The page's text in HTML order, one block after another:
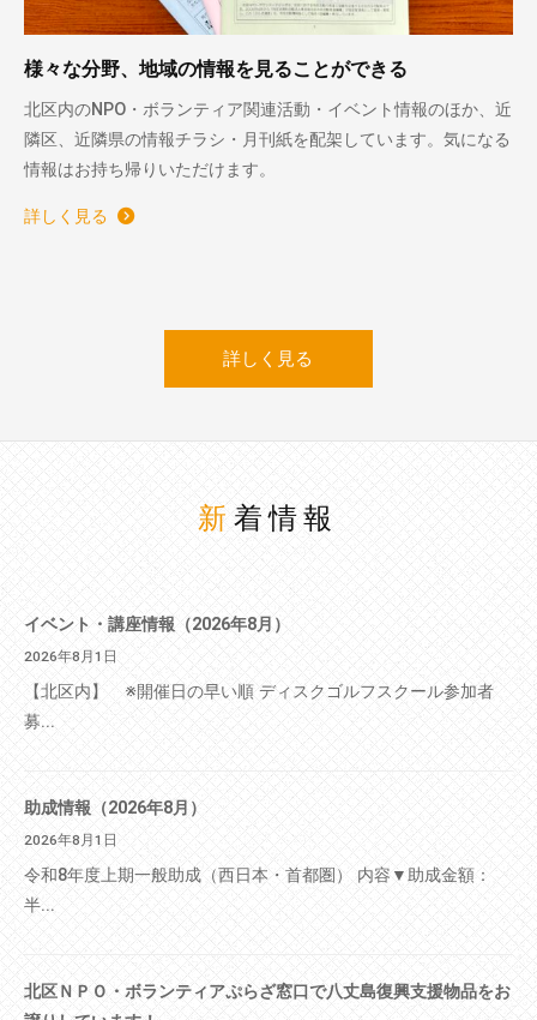
様々な分野、地域の情報を見ることができる
北区内のNPO・ボランティア関連活動・イベント情報のほか、近
隣区、近隣県の情報チラシ・月刊紙を配架しています。気になる
情報はお持ち帰りいただけます。
詳しく見る
詳しく見る
新着情報
イベント・講座情報（2026年8月）
2026年8月1日
【北区内】 ※開催日の早い順 ディスクゴルフスクール参加者
募...
助成情報（2026年8月）
2026年8月1日
令和8年度上期一般助成（西日本・首都圏） 内容▼助成金額：
半...
北区ＮＰＯ・ボランティアぷらざ窓口で八丈島復興支援物品をお